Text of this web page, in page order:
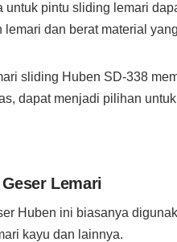
untuk pintu sliding lemari
lemari dan berat material
sliding Huben SD-338
dapat menjadi pilihan
Lemari
Huben ini biasanya
kayu dan lainnya.